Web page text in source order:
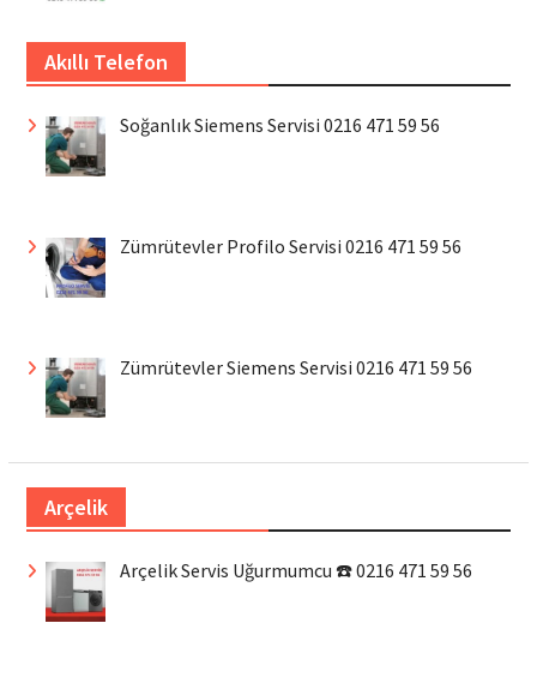
Akıllı Telefon
Soğanlık Siemens Servisi 0216 471 59 56
Zümrütevler Profilo Servisi 0216 471 59 56
Zümrütevler Siemens Servisi 0216 471 59 56
Arçelik
Arçelik Servis Uğurmumcu ☎️ 0216 471 59 56